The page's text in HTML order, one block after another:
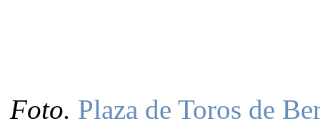
Foto. Plaza de Toros de